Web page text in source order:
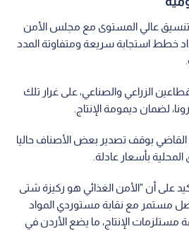
عالي المستوى مع مجلس الأمن
خطط استجابة سريعة ومتفاوتة المدد
الزراعي والصناعي، على غرار تلك
لضمان ديمومة الإنتاج.
القاضي بوقف تصدير بعض الأصناف حاليا
بأسعار عادلة.
على أن "الأمن الغذائي هو ركيزة شتى
مستمر مع نقابة مستوردي المواد
مستلزمات الإنتاج، ما يضع الأردن في